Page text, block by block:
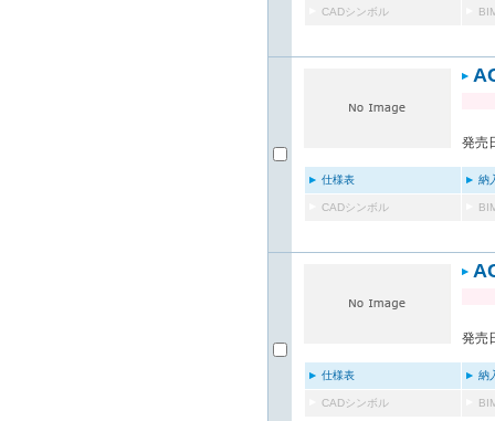
CADシンボル
発売
仕様表 納
CADシンボル
発売
仕様表 納
CADシンボル